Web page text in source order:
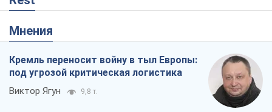
Мнения
Кремль переносит войну в тыл Европы:
под угрозой критическая логистика
Виктор Ягун 9,8 т.